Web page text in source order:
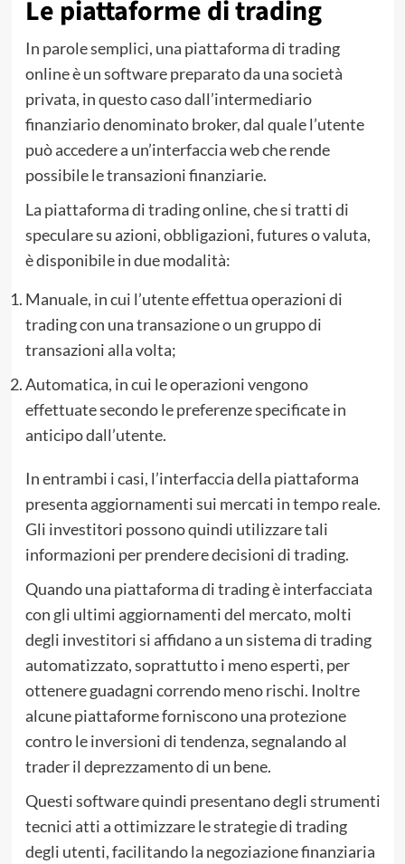
Le piattaforme di trading
In parole semplici, una piattaforma di trading
online è un software preparato da una società
privata, in questo caso dall’intermediario
finanziario denominato broker, dal quale l’utente
può accedere a un’interfaccia web che rende
possibile le transazioni finanziarie.
La piattaforma di trading online, che si tratti di
speculare su azioni, obbligazioni, futures o valuta,
è disponibile in due modalità:
Manuale, in cui l’utente effettua operazioni di
trading con una transazione o un gruppo di
transazioni alla volta;
Automatica, in cui le operazioni vengono
effettuate secondo le preferenze specificate in
anticipo dall’utente.
In entrambi i casi, l’interfaccia della piattaforma
presenta aggiornamenti sui mercati in tempo reale.
Gli investitori possono quindi utilizzare tali
informazioni per prendere decisioni di trading.
Quando una piattaforma di trading è interfacciata
con gli ultimi aggiornamenti del mercato, molti
degli investitori si affidano a un sistema di trading
automatizzato, soprattutto i meno esperti, per
ottenere guadagni correndo meno rischi. Inoltre
alcune piattaforme forniscono una protezione
contro le inversioni di tendenza, segnalando al
trader il deprezzamento di un bene.
Questi software quindi presentano degli strumenti
tecnici atti a ottimizzare le strategie di trading
degli utenti, facilitando la negoziazione finanziaria